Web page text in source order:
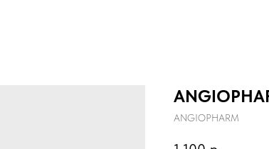
ANGIOPHARM